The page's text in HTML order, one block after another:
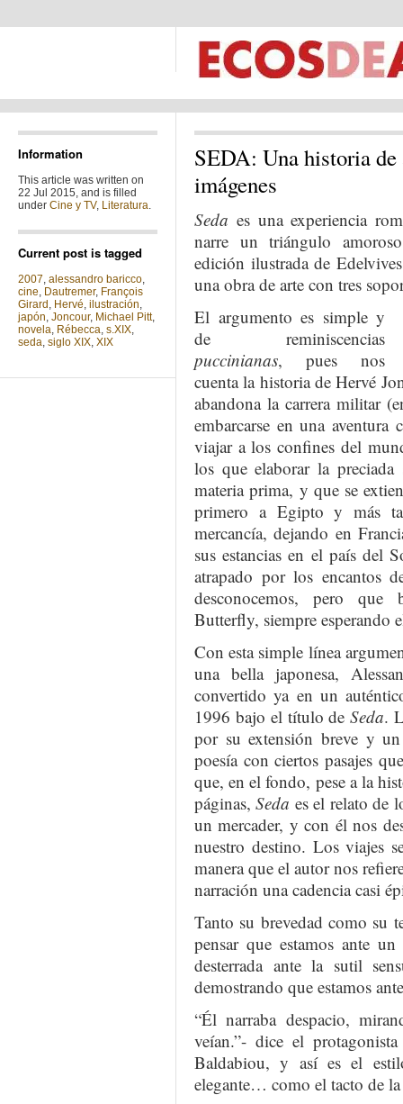
Information
This article was written on
22 Jul 2015, and is filled
under Cine y TV, Literatura.
Current post is tagged
2007, alessandro baricco,
cine, Dautremer, François
Girard , Hervé, ilustración,
japón, Joncour, Michael Pitt,
novela, Rébecca, s.XIX,
seda, siglo XIX, XIX
SEDA: Una historia
imágenes
Seda es una experiencia
narre un triángulo
edición ilustrada de
una obra de arte con tres
El argumento es simple y
de reminiscencias
puccinianas, pues nos
cuenta la historia de Hervé
abandona la carrera militar
embarcarse en una aventura
viajar a los confines del
los que elaborar la preciada
materia prima, y que se
primero a Egipto y más
mercancía, dejando en
sus estancias en el país del
atrapado por los encantos
desconocemos, pero que
Butterfly, siempre esperando
Con esta simple línea
una bella japonesa,
convertido ya en un
1996 bajo el título deSeda.
por su extensión breve y
poesía con ciertos pasajes
que, en el fondo, pese a la
páginas,Seda es el relato de
un mercader, y con él nos
nuestro destino. Los viajes
manera que el autor nos
narración una cadencia casi
Tanto su brevedad como su
pensar que estamos ante
desterrada ante la sutil
demostrando que estamos
“Él narraba despacio,
veían.”- dice el
Baldabiou, y así es el
elegante… como el tacto de la